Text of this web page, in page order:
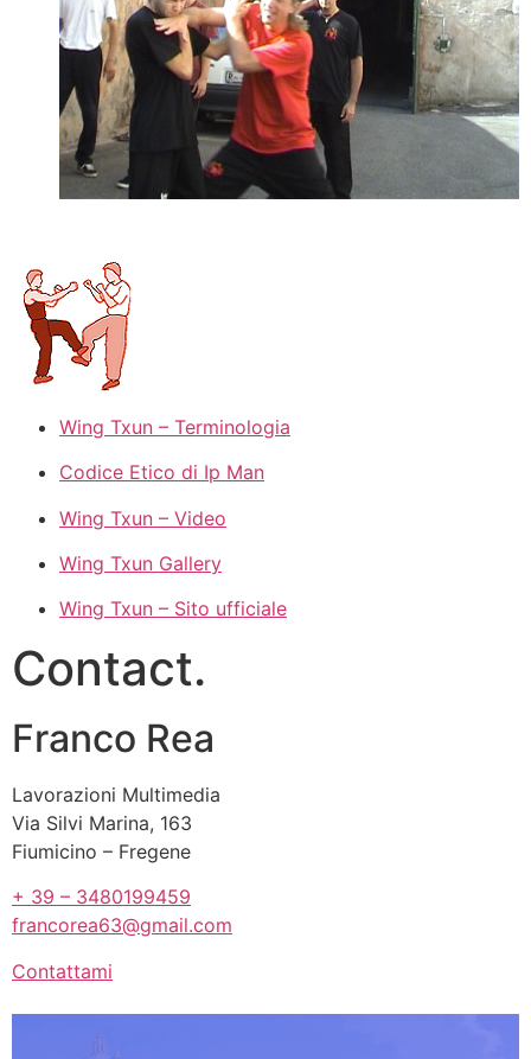
Wing Txun – Terminologia
Codice Etico di Ip Man
Wing Txun – Video
Wing Txun Gallery
Wing Txun – Sito ufficiale
Contact.
Franco Rea
Lavorazioni Multimedia
Via Silvi Marina, 163
Fiumicino – Fregene
+ 39 – 3480199459
francorea63@gmail.com
Contattami